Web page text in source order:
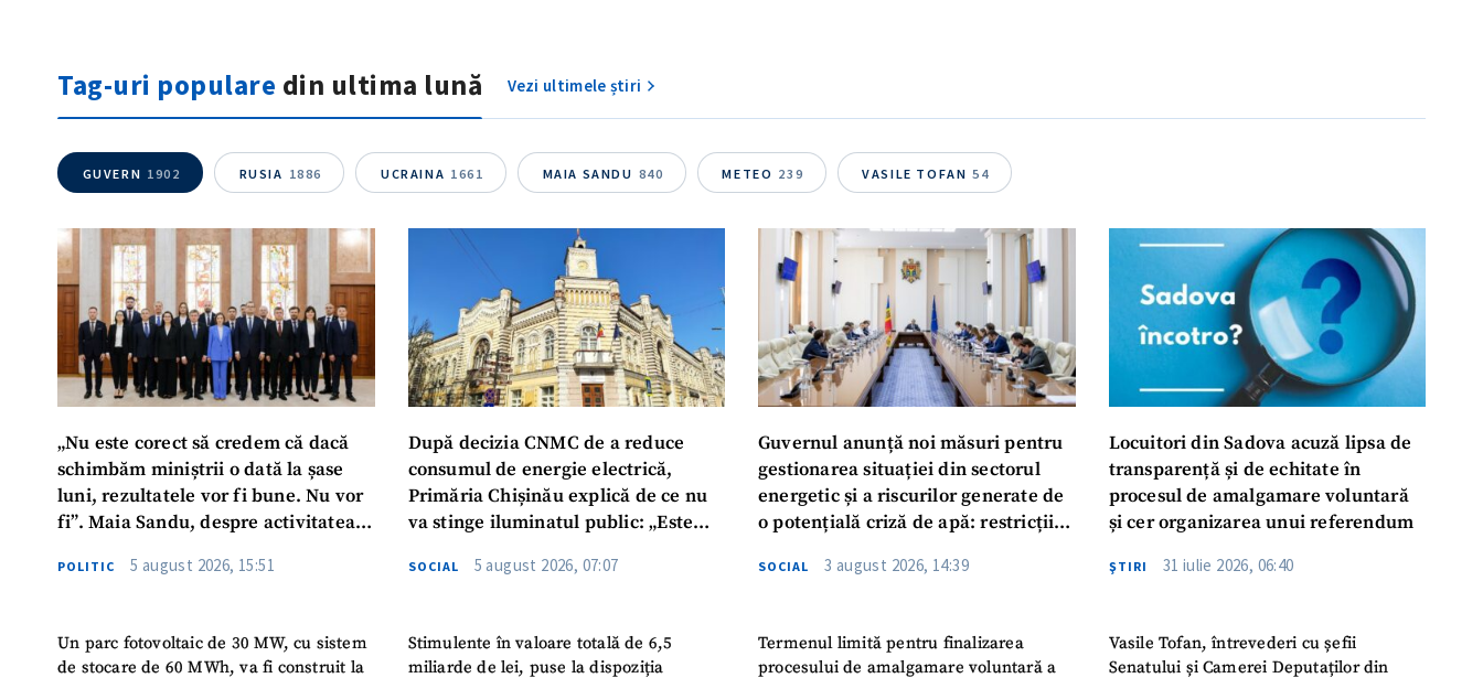
Tag-uri populare din ultima lună Vezi ultimele știri
GUVERN 1902 RUSIA 1886 UCRAINA 1661 MAIA SANDU 840 METEO 239 VASILE TOFAN 54
„Nu este corect să credem că dacă
schimbăm miniștrii o dată la șase
luni, rezultatele vor fi bune. Nu vor
fi”. Maia Sandu, despre activitatea
POLITIC 5 august 2026, 15:51
Un parc fotovoltaic de 30 MW, cu sistem
de stocare de 60 MWh, va fi construit la
După decizia CNMC de a reduce
consumul de energie electrică,
Primăria Chișinău explică de ce nu
va stinge iluminatul public: „Este
SOCIAL 5 august 2026, 07:07
Stimulente în valoare totală de 6,5
miliarde de lei, puse la dispoziția
Guvernul anunță noi măsuri pentru
gestionarea situației din sectorul
energetic și a riscurilor generate de
o potențială criză de apă: restricții
SOCIAL 3 august 2026, 14:39
Termenul limită pentru finalizarea
procesului de amalgamare voluntară a
Locuitori din Sadova acuză lipsa de
transparență și de echitate în
procesul de amalgamare voluntară
și cer organizarea unui referendum
ŞTIRI 31 iulie 2026, 06:40
Vasile Tofan, întrevederi cu șefii
Senatului și Camerei Deputaților din
+ Mesajul știrei
Telefon + Telefon personal
Am citit și sunt de acord cupolitica de
confidențialitate.
TRIMITE ȘTIREA